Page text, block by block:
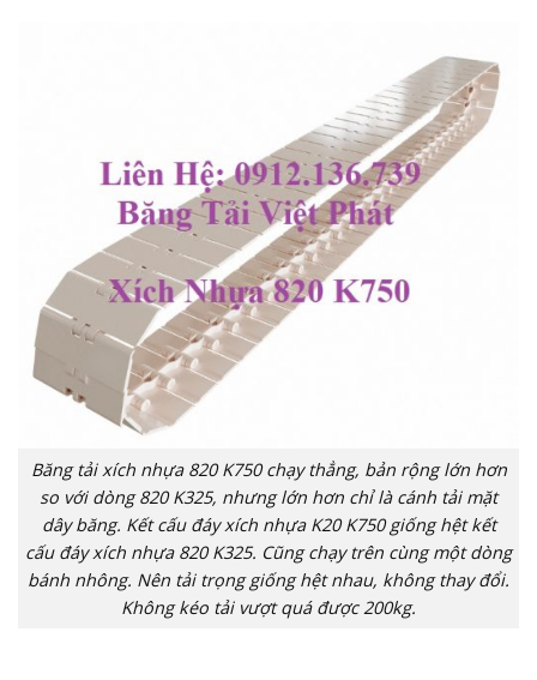
Băng tải xích nhựa 820 K750 chạy thẳng, bản rộng lớn hơn
so với dòng 820 K325, nhưng lớn hơn chỉ là cánh tải mặt
dây băng. Kết cấu đáy xích nhựa K20 K750 giống hệt kết
cấu đáy xích nhựa 820 K325. Cũng chạy trên cùng một dòng
bánh nhông. Nên tải trọng giống hệt nhau, không thay đổi.
Không kéo tải vượt quá được 200kg.